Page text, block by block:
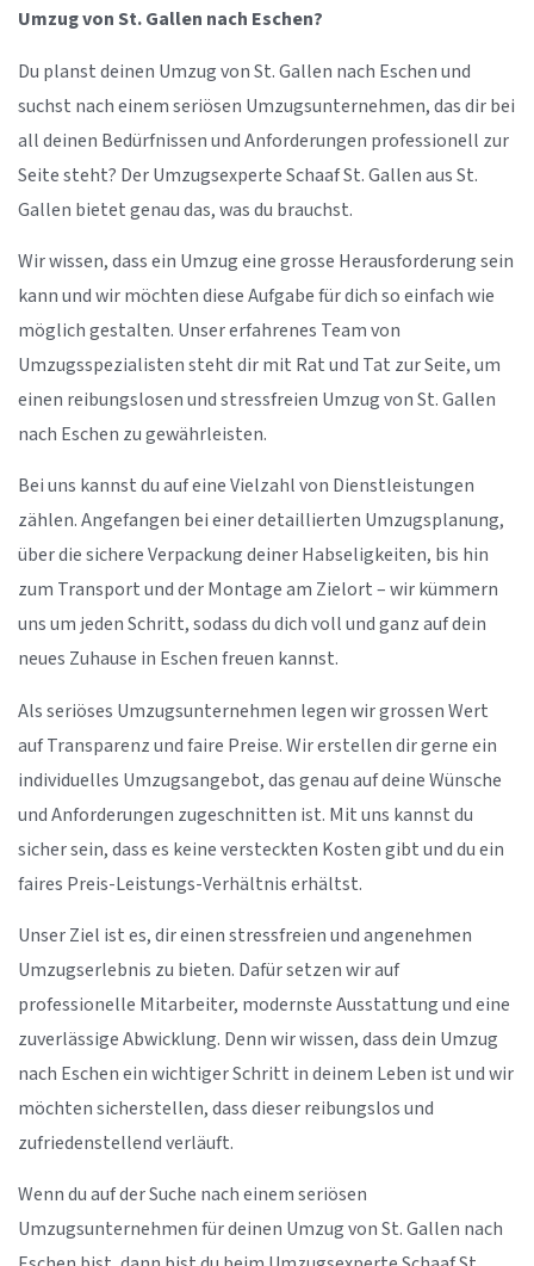
Umzug von St. Gallen nach Eschen?
Du planst deinen Umzug von St. Gallen nach Eschen und
suchst nach einem seriösen Umzugsunternehmen, das dir bei
all deinen Bedürfnissen und Anforderungen professionell zur
Seite steht? Der Umzugsexperte Schaaf St. Gallen aus St.
Gallen bietet genau das, was du brauchst.
Wir wissen, dass ein Umzug eine grosse Herausforderung sein
kann und wir möchten diese Aufgabe für dich so einfach wie
möglich gestalten. Unser erfahrenes Team von
Umzugsspezialisten steht dir mit Rat und Tat zur Seite, um
einen reibungslosen und stressfreien Umzug von St. Gallen
nach Eschen zu gewährleisten.
Bei uns kannst du auf eine Vielzahl von Dienstleistungen
zählen. Angefangen bei einer detaillierten Umzugsplanung,
über die sichere Verpackung deiner Habseligkeiten, bis hin
zum Transport und der Montage am Zielort – wir kümmern
uns um jeden Schritt, sodass du dich voll und ganz auf dein
neues Zuhause in Eschen freuen kannst.
Als seriöses Umzugsunternehmen legen wir grossen Wert
auf Transparenz und faire Preise. Wir erstellen dir gerne ein
individuelles Umzugsangebot, das genau auf deine Wünsche
und Anforderungen zugeschnitten ist. Mit uns kannst du
sicher sein, dass es keine versteckten Kosten gibt und du ein
faires Preis-Leistungs-Verhältnis erhältst.
Unser Ziel ist es, dir einen stressfreien und angenehmen
Umzugserlebnis zu bieten. Dafür setzen wir auf
professionelle Mitarbeiter, modernste Ausstattung und eine
zuverlässige Abwicklung. Denn wir wissen, dass dein Umzug
nach Eschen ein wichtiger Schritt in deinem Leben ist und wir
möchten sicherstellen, dass dieser reibungslos und
zufriedenstellend verläuft.
Wenn du auf der Suche nach einem seriösen
Umzugsunternehmen für deinen Umzug von St. Gallen nach